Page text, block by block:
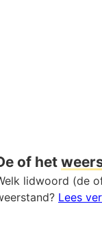
of het
lidwoord (de
Lees